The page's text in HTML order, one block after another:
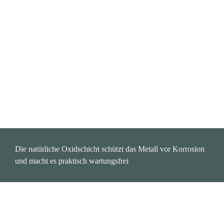
Die natürliche Oxidschicht schützt das Metall vor Korrosion
und macht es praktisch wartungsfrei